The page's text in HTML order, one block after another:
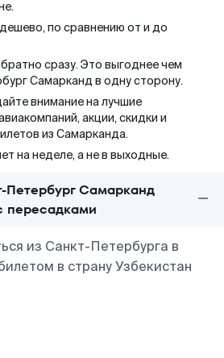
по сравнению от и до
сразу. Это выгоднее чем
Самарканд в одну сторону.
внимание на лучшие
акции, скидки и
из Самарканда.
на неделе, а не в выходные.
Петербург Самарканд
пересадками
из Санкт-Петербурга в
в страну Узбекистан